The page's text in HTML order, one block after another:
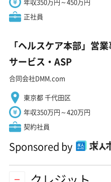
正社員
「ヘルスケア本部」営
サービス・ASP
合同会社DMM.com
東京都 千代田区
年収350万円～420万円
契約社員
Sponsored by